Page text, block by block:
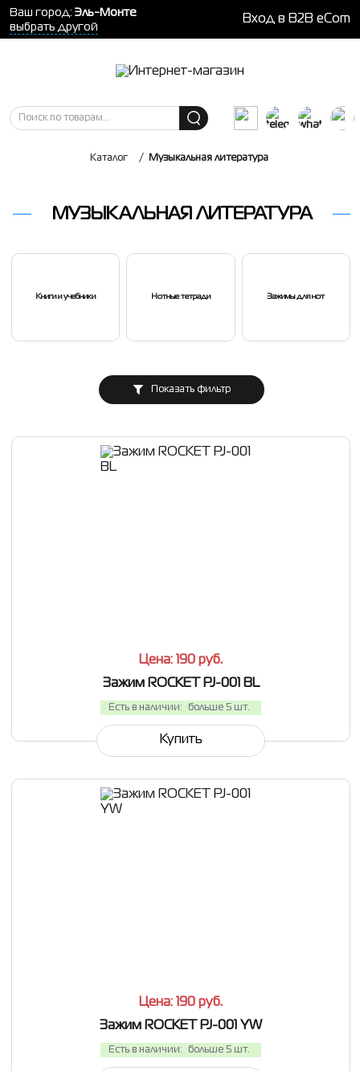
Ваш город: Эль-Монте
выбрать другой
Вход в B2B eCom
Каталог / Музыкальная литература
МУЗЫКАЛЬНАЯ ЛИТЕРАТУРА
Книги и учебники Нотные тетради Зажимы для нот
Показать фильтр
Цена: 190 руб.
Зажим ROCKET PJ-001 BL
Есть в наличии: больше 5 шт.
Купить
Цена: 190 руб.
Зажим ROCKET PJ-001 YW
Есть в наличии: больше 5 шт.